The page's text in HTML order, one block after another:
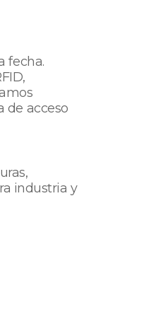
fecha.
de acceso
industria y